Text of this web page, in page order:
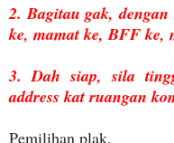
2. Bagitau gak,
ke, mamat ke, BFF ke,
3. Dah siap, sila
address kat ruangan
Pemilihan plak,